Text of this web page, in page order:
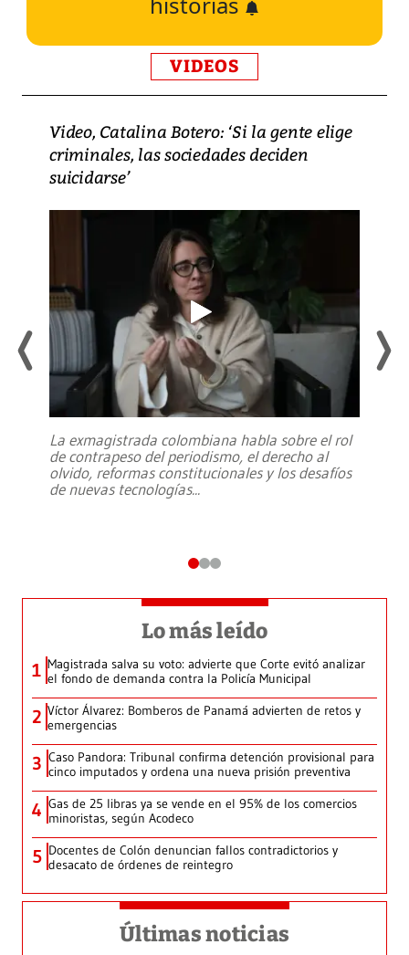
VIDEOS
Video, Catalina Botero: ‘Si la gente elige
criminales, las sociedades deciden
suicidarse’
La exmagistrada colombiana habla sobre el rol
de contrapeso del periodismo, el derecho al
olvido, reformas constitucionales y los desafíos
de nuevas tecnologías...
Lo más leído
1 Magistrada salva su voto: advierte que Corte evitó analizar
el fondo de demanda contra la Policía Municipal
2 Víctor Álvarez: Bomberos de Panamá advierten de retos y
emergencias
3 Caso Pandora: Tribunal confirma detención provisional para
cinco imputados y ordena una nueva prisión preventiva
4 Gas de 25 libras ya se vende en el 95% de los comercios
minoristas, según Acodeco
5 Docentes de Colón denuncian fallos contradictorios y
desacato de órdenes de reintegro
Últimas noticias